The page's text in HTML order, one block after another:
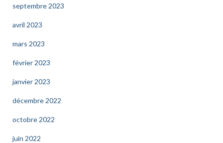
septembre 2023
avril 2023
mars 2023
février 2023
janvier 2023
décembre 2022
octobre 2022
juin 2022